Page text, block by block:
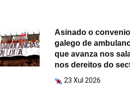
Asinado o convenio
galego de
que avanza nos
nos dereitos do
23 Xul 2026